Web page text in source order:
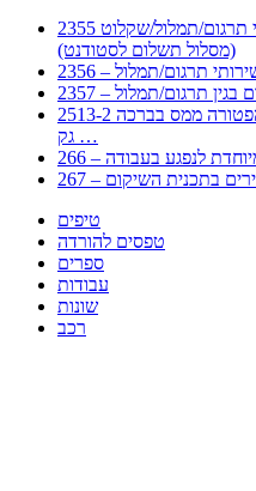
2355 דרישה לתשלום עבור מתן שירותי תרגום/תמלול/שקלוט
(מסלול תשלום לסטודנט)
שירותי תרגום/תמלול
בגין תרגום/תמלול
2513-2 טופס חדש הצהרה על העברה לחול הפטורה ממס בברכה
גק …
לנפגע בעבודה
בתכנית השיקום
טיפים
טפסים להורדה
ספרים
עבודות
שונות
רכב